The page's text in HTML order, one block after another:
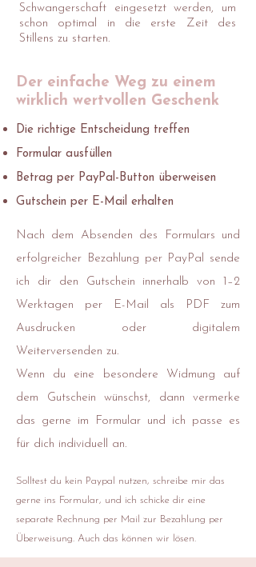
Schwangerschaft eingesetzt werden, um
schon optimal in die erste Zeit des
Stillens zu starten.
Der einfache Weg zu einem
wirklich wertvollen Geschenk
Die richtige Entscheidung treffen
Formular ausfüllen
Betrag per PayPal-Button überweisen
Gutschein per E-Mail erhalten
Nach dem Absenden des Formulars und
erfolgreicher Bezahlung per PayPal sende
ich dir den Gutschein innerhalb von 1–2
Werktagen per E-Mail als PDF zum
Ausdrucken oder digitalem
Weiterversenden zu.
Wenn du eine besondere Widmung auf
dem Gutschein wünschst, dann vermerke
das gerne im Formular und ich passe es
für dich individuell an.
Solltest du kein Paypal nutzen, schreibe mir das
gerne ins Formular, und ich schicke dir eine
separate Rechnung per Mail zur Bezahlung per
Überweisung. Auch das können wir lösen.